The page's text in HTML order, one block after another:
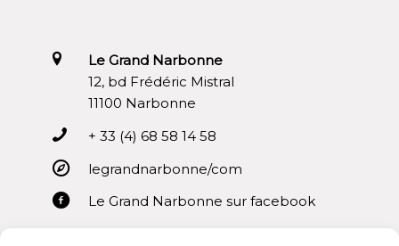
Le Grand Narbonne
12, bd Frédéric Mistral
11100 Narbonne
+ 33 (4) 68 58 14 58
legrandnarbonne/com
Le Grand Narbonne sur facebook